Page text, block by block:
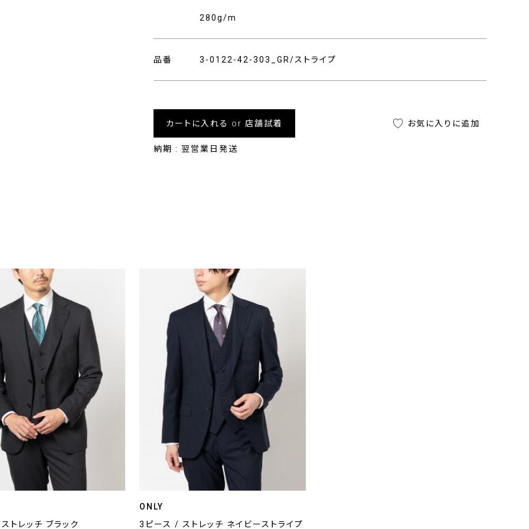
280g/m
品番 3-0122-42-303_GR/ストライプ
カートに入れる or 店舗試着
納期 : 翌営業日発送
お気に入りに追加
トレッチ ブラック
ONLY
3ピース / ストレッチ ネイビーストライプ